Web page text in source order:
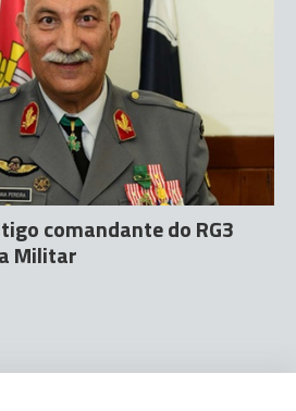
comandante do RG3
Militar